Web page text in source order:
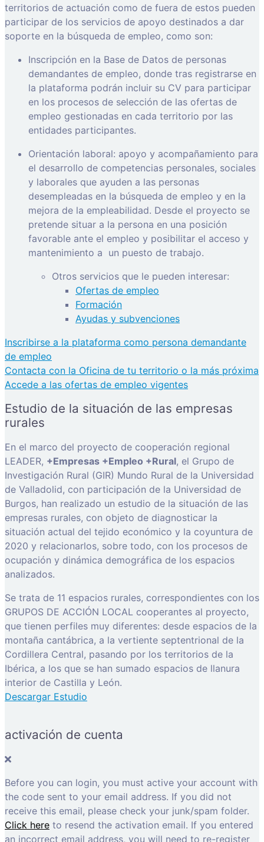
territorios de actuación como de fuera de estos pueden
participar de los servicios de apoyo destinados a dar
soporte en la búsqueda de empleo, como son:
Inscripción en la Base de Datos de personas
demandantes de empleo, donde tras registrarse en
la plataforma podrán incluir su CV para participar
en los procesos de selección de las ofertas de
empleo gestionadas en cada territorio por las
entidades participantes.
Orientación laboral: apoyo y acompañamiento para
el desarrollo de competencias personales, sociales
y laborales que ayuden a las personas
desempleadas en la búsqueda de empleo y en la
mejora de la empleabilidad. Desde el proyecto se
pretende situar a la persona en una posición
favorable ante el empleo y posibilitar el acceso y
mantenimiento a un puesto de trabajo.
Otros servicios que le pueden interesar:
Ofertas de empleo
Formación
Ayudas y subvenciones
Inscribirse a la plataforma como persona demandante
de empleo
Contacta con la Oficina de tu territorio o la más próxima
Accede a las ofertas de empleo vigentes
Estudio de la situación de las empresas
rurales
En el marco del proyecto de cooperación regional
LEADER, +Empresas +Empleo +Rural, el Grupo de
Investigación Rural (GIR) Mundo Rural de la Universidad
de Valladolid, con participación de la Universidad de
Burgos, han realizado un estudio de la situación de las
empresas rurales, con objeto de diagnosticar la
situación actual del tejido económico y la coyuntura de
2020 y relacionarlos, sobre todo, con los procesos de
ocupación y dinámica demográfica de los espacios
analizados.
Se trata de 11 espacios rurales, correspondientes con los
GRUPOS DE ACCIÓN LOCAL cooperantes al proyecto,
que tienen perfiles muy diferentes: desde espacios de la
montaña cantábrica, a la vertiente septentrional de la
Cordillera Central, pasando por los territorios de la
Ibérica, a los que se han sumado espacios de llanura
interior de Castilla y León.
Descargar Estudio
activación de cuenta
Before you can login, you must active your account with
the code sent to your email address. If you did not
receive this email, please check your junk/spam folder.
Click here to resend the activation email. If you entered
an incorrect email address, you will need to re-register